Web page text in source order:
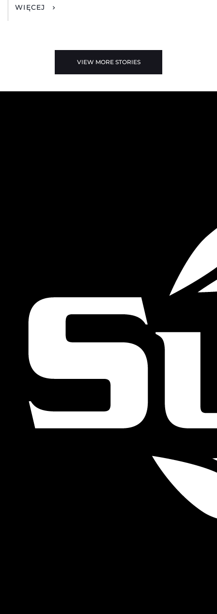
WIĘCEJ
VIEW MORE STORIES